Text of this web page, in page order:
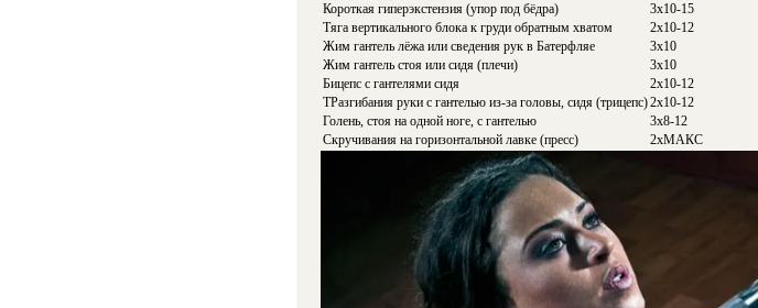
Короткая гиперэкстензия (упор под бёдра)
3х10-15
Тяга вертикального блока к груди обратным хватом
2х10-12
Жим гантель лёжа или сведения рук в Батерфляе
3х10
Жим гантель стоя или сидя (плечи)
3х10
Бицепс с гантелями сидя
2х10-12
ТРазгибания руки с гантелью из-за головы, сидя (трицепс)2х10-12
Голень, стоя на одной ноге, с гантелью
3х8-12
Скручивания на горизонтальной лавке (пресс)
2хМАКС